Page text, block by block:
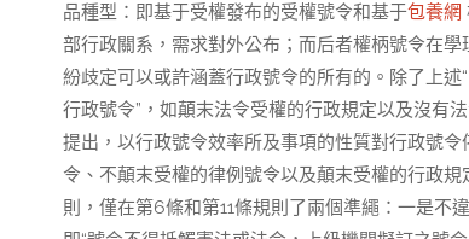
品種型：即基于受權發布的受權號令和基于包養網
部行政關系，需求對外公布；而后者權柄號令在
紛歧定可以或許涵蓋行政號令的所有的。除了上述
行政號令”，如顛末法令受權的行政規定以及沒有
提出，以行政號令效率所及事項的性質對行政號
令、不顛末受權的律例號令以及顛末受權的行政
則，僅在第6條和第11條規則了兩個準繩：一是不